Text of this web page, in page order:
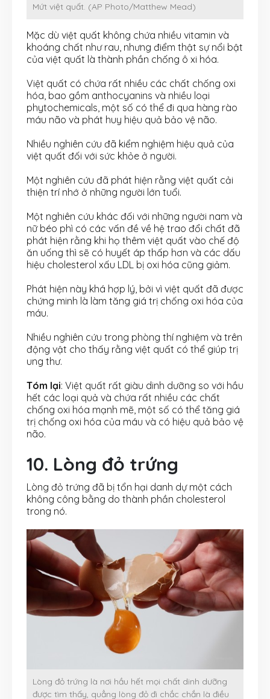
Mứt việt quất. (AP Photo/Matthew Mead)
Mặc dù việt quất không chứa nhiều vitamin và
khoáng chất như rau, nhưng điểm thật sự nổi bật
của việt quất là thành phần chống ô xi hóa.
Việt quất có chứa rất nhiều các chất chống oxi
hóa, bao gồm anthocyanins và nhiều loại
phytochemicals, một số có thể đi qua hàng rào
máu não và phát huy hiệu quả bảo vệ não.
Nhiều nghiên cứu đã kiểm nghiệm hiệu quả của
việt quất đối với sức khỏe ở người.
Một nghiên cứu đã phát hiện rằng việt quất cải
thiện trí nhớ ở những người lớn tuổi.
Một nghiên cứu khác đối với những người nam và
nữ béo phì có các vấn đề về hệ trao đổi chất đã
phát hiện rằng khi họ thêm việt quất vào chế độ
ăn uống thì sẽ có huyết áp thấp hơn và các dấu
hiệu cholesterol xấu LDL bị oxi hóa cũng giảm.
Phát hiện này khá hợp l‎ý, bởi vì việt quất đã được
chứng minh là làm tăng giá trị chống oxi hóa của
máu.
Nhiều nghiên cứu trong phòng thí nghiệm và trên
động vật cho thấy rằng việt quất có thể giúp trị
ung thư.
Tóm lại: Việt quất rất giàu dinh dưỡng so với hầu
hết các loại quả và chứa rất nhiều các chất
chống oxi hóa mạnh mẽ, một số có thể tăng giá
trị chống oxi hóa của máu và có hiệu quả bảo vệ
não.
10. Lòng đỏ trứng
Lòng đỏ trứng đã bị tổn hại danh dự một cách
không công bằng do thành phần cholesterol
trong nó.
Lòng đỏ trứng là nơi hầu hết mọi chất dinh dưỡng
được tìm thấy, quẳng lòng đỏ đi chắc chắn là điều